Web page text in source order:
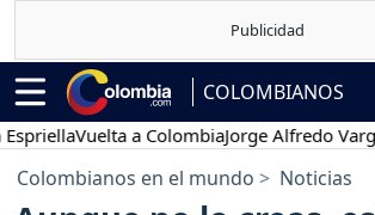
COLOMBIANOS
Vuelta a ColombiaJorge Alfredo Vargas
Colombianos en el mundo Noticias